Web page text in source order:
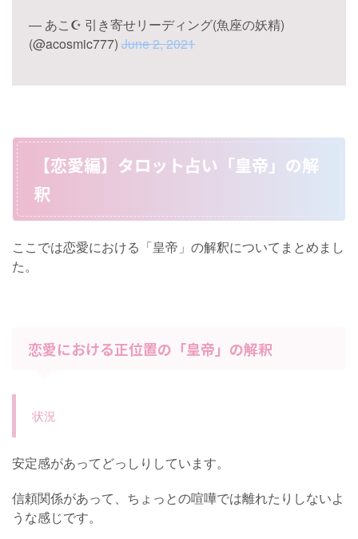
— あこ☪︎ 引き寄せリーディング(魚座の妖精)
(@acosmic777) June 2, 2021
【恋愛編】タロット占い「皇帝」の解
釈
ここでは恋愛における「皇帝」の解釈についてまとめまし
た。
恋愛における正位置の「皇帝」の解釈
状況
安定感があってどっしりしています。
信頼関係があって、ちょっとの喧嘩では離れたりしないよ
うな感じです。